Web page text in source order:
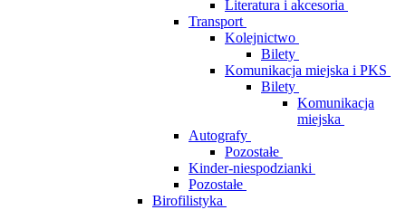
Literatura i akcesoria
Transport
Kolejnictwo
Bilety
Komunikacja miejska i PKS
Bilety
Komunikacja
miejska
Autografy
Pozostałe
Kinder-niespodzianki
Pozostałe
Birofilistyka